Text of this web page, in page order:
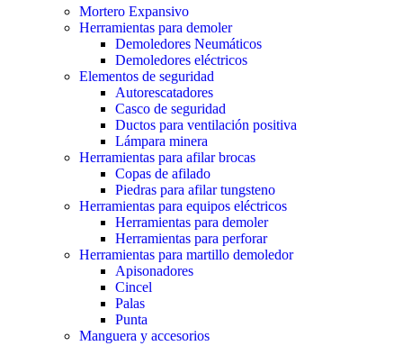
Mortero Expansivo
Herramientas para demoler
Demoledores Neumáticos
Demoledores eléctricos
Elementos de seguridad
Autorescatadores
Casco de seguridad
Ductos para ventilación positiva
Lámpara minera
Herramientas para afilar brocas
Copas de afilado
Piedras para afilar tungsteno
Herramientas para equipos eléctricos
Herramientas para demoler
Herramientas para perforar
Herramientas para martillo demoledor
Apisonadores
Cincel
Palas
Punta
Manguera y accesorios